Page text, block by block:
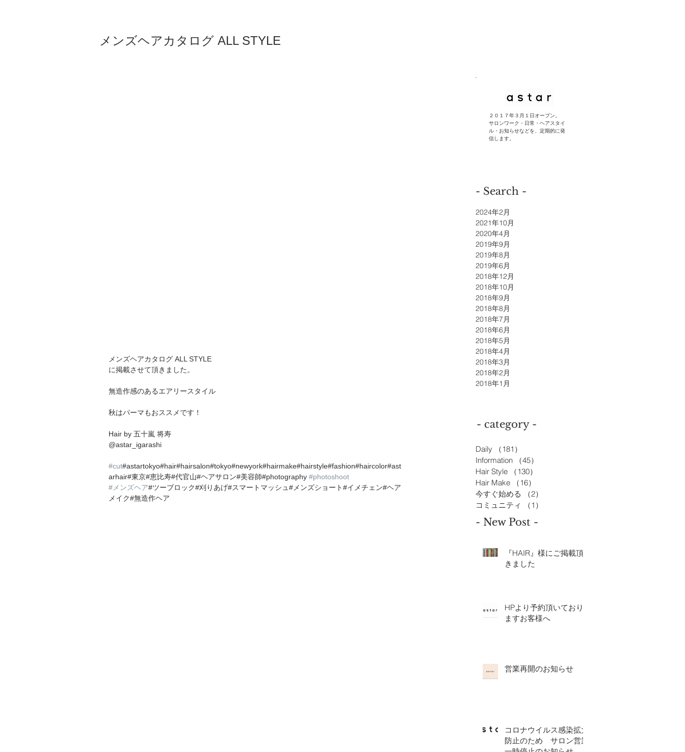
- Search -
2024年2月
2021年10月
2020年4月
2019年9月
2019年8月
2019年6月
2018年12月
2018年10月
2018年9月
2018年8月
2018年7月
2018年6月
2018年5月
2018年4月
2018年3月
2018年2月
2018年1月
- category -
Daily （181）
Information
（45）
Hair Style
（130）
Hair Make
（16）
今すぐ始める
（2）
コミュニティ
（1）
- New Post -
『HAIR』様にご掲載頂
きました
HPより予約頂いており
ますお客様へ
営業再開のお知らせ
コロナウイルス感染拡大
防止のため サロン営業
メンズヘアカタログ ALL STYLE
メンズヘアカタログ ALL STYLE
に掲載させて頂きました。
無造作感のあるエアリースタイル
秋はパーマもおススメです！
Hair by 五十嵐 将寿
@astar_igarashi
#cut#astartokyo#hair#hairsalon#tokyo#newyork#hairmake#hairstyle#fashion#haircolor#ast
arhair#東京#恵比寿#代官山#ヘアサロン#美容師#photography #photoshoot
#メンズヘア#ツーブロック#刈りあげ#スマートマッシュ#メンズショート#イメチェン#ヘア
メイク#無造作ヘア
​２０１７年３月１日オープン。
サロンワーク・日常・ヘアスタイ
ル・お知らせなどを、定期的に発
信します。